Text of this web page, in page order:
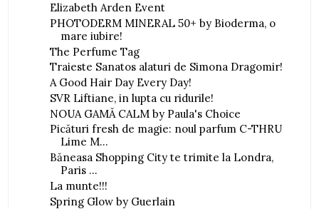
Elizabeth Arden Event
PHOTODERM MINERAL 50+ by Bioderma, o
mare iubire!
The Perfume Tag
Traieste Sanatos alaturi de Simona Dragomir!
A Good Hair Day Every Day!
SVR Liftiane, in lupta cu ridurile!
NOUA GAMĂ CALM by Paula's Choice
Picături fresh de magie: noul parfum C-THRU
Lime M...
Băneasa Shopping City te trimite la Londra,
Paris ...
La munte!!!
Spring Glow by Guerlain